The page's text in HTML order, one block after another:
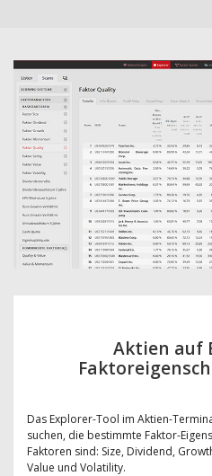
Aktien auf
Das Explorer-Tool im Aktien-
suchen, die bestimmte Faktor-
Faktoren sind: Size, Dividend,
Value und Volatility.